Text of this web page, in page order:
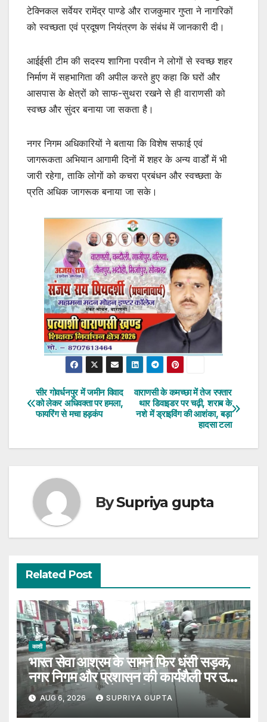
टेक्निकल सर्वेयर रामेंद्र पाण्डे और राजकुमार गुप्ता ने नागरिकों
को स्वच्छता एवं प्रदूषण नियंत्रण के संबंध में जानकारी दी।
आईईसी टीम की सदस्य शागिना परवीन ने लोगों से स्वच्छ शहर
निर्माण में सहभागिता की अपील करते हुए कहा कि घरों और
आसपास के क्षेत्रों को साफ-सुथरा रखने से ही वाराणसी को
स्वच्छ और सुंदर बनाया जा सकता है।
नगर निगम अधिकारियों ने बताया कि विशेष सफाई एवं
जागरूकता अभियान आगामी दिनों में शहर के अन्य वार्डों में भी
जारी रहेगा, ताकि लोगों को कचरा प्रबंधन और स्वच्छता के
प्रति अधिक जागरूक बनाया जा सके।
Post
navigation
वाराणसी के कमच्छा में तेज रफ्तार
थार डिवाइडर पर चढ़ी, शराब के
नशे में ड्राइविंग की आशंका, बड़ा
हादसा टला
सीर गोवर्धनपुर में जमीन विवाद
को लेकर अधिवक्ता पर हमला,
फायरिंग से मचा हड़कंप
BySupriya gupta
Related Post
काशी
भारत सेवा आश्रम के सामने फिर धंसी सड़क,
नगर निगम और प्रशासन की कार्यशैली पर उठे
सवाल, 7 दिन पहले हुई थी मरम्मत
AUG 6, 2026 SUPRIYA GUPTA